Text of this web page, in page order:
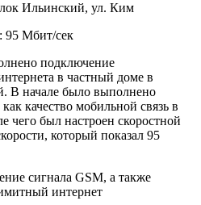
Ильинский, ул. Ким
95 Мбит/сек
подключение
в частный доме в
В начале было выполнено
качество мобильной связь в
чего был настроен скоростной
который показал 95
сигнала GSM, а также
интернет